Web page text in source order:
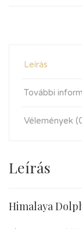
Leírás
További
Vélemények
Leírás
Himalaya